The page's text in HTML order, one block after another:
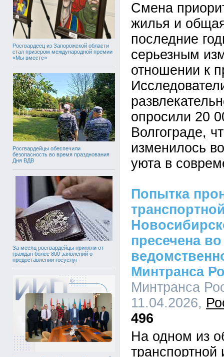
Росгвардеец из Запорожской области
стал призером международной премии
«Мы вместе»
Росгвардейцы обеспечили
безопасность во время празднования
Дня ВДВ
За месяц росгвардейцы приняли от
граждан более 800 заявлений о
предоставлении госуслуг
Смена
жилья и
последние
серьезным
отношении к
опросили 20
Волгограде,
изменилось
уюта в
Попытка
пресечена
Минтранса
Минтранса
11.04.2026,
496
На одном из
транспортной